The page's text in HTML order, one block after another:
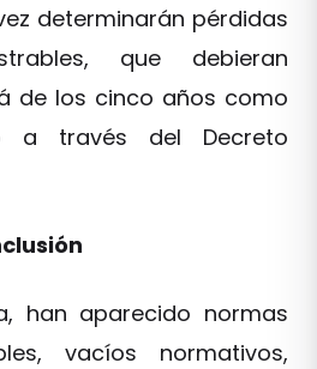
determinarán pérdidas
que debieran
de los cinco años como
a través del Decreto
han aparecido normas
vacíos normativos,